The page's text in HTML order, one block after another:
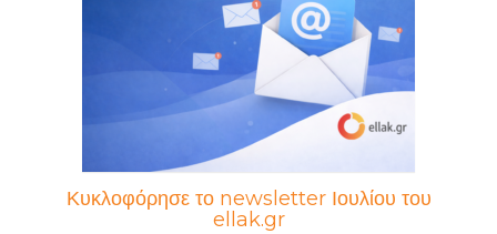
Κυκλοφόρησε το newsletter Ιουλίου του
ellak.gr